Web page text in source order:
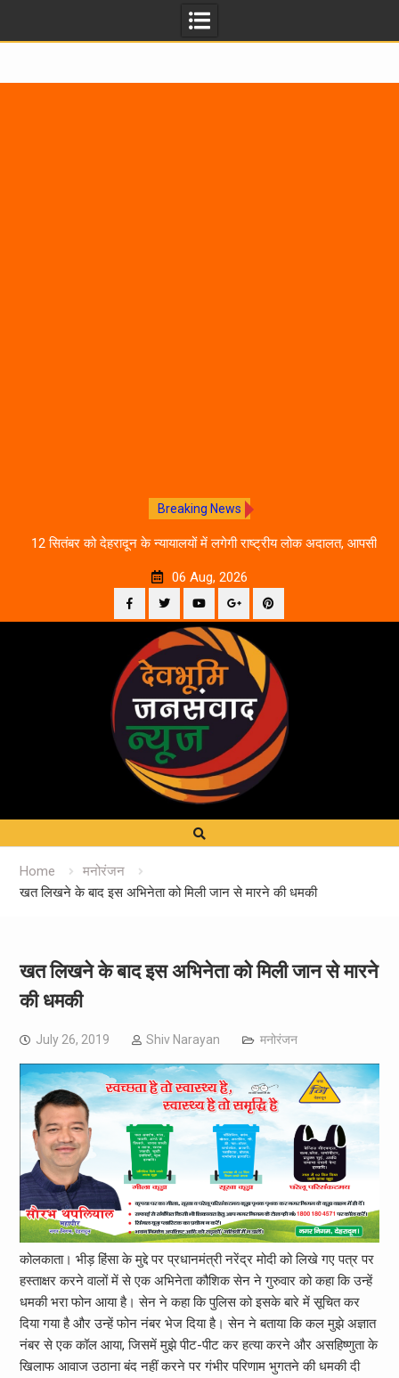
Breaking News
12 सितंबर को देहरादून के न्यायालयों में लगेगी राष्ट्रीय लोक अदालत, आपसी
06 Aug, 2026
Facebook
TwitterYouTubePlus
Google
Home
मनोरंजन
खत लिखने के बाद इस अभिनेता को मिली जान से मारने की धमकी
खत लिखने के बाद इस अभिनेता को मिली जान से मारने
की धमकी
July 26, 2019 Shiv Narayan मनोरंजन
कोलकाता। भीड़ हिंसा के मुद्दे पर प्रधानमंत्री नरेंद्र मोदी को लिखे गए पत्र पर
हस्ताक्षर करने वालों में से एक अभिनेता कौशिक सेन ने गुरुवार को कहा कि उन्हें
धमकी भरा फोन आया है। सेन ने कहा कि पुलिस को इसके बारे में सूचित कर
दिया गया है और उन्हें फोन नंबर भेज दिया है। सेन ने बताया कि कल मुझे अज्ञात
नंबर से एक कॉल आया, जिसमें मुझे पीट-पीट कर हत्या करने और असहिष्णुता के
खिलाफ आवाज उठाना बंद नहीं करने पर गंभीर परिणाम भुगतने की धमकी दी